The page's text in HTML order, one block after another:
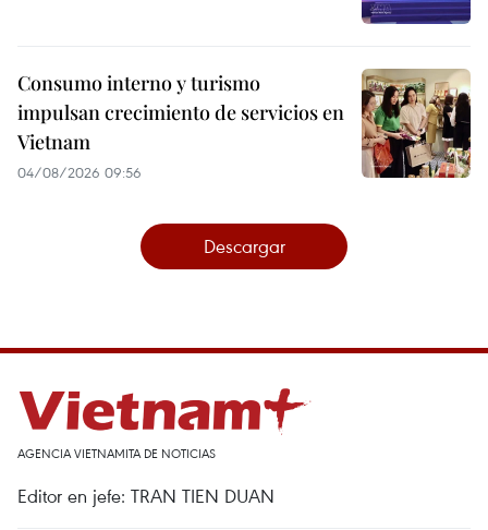
Consumo interno y turismo
impulsan crecimiento de servicios en
Vietnam
04/08/2026 09:56
Descargar
AGENCIA VIETNAMITA DE NOTICIAS
Editor en jefe: TRAN TIEN DUAN